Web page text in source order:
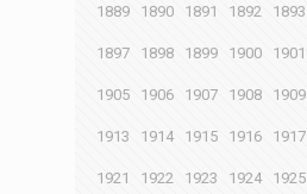
1889 1890 1891 1892 1893
1897 1898 1899 1900 1901
1905 1906 1907 1908 1909
1913 1914 1915 1916 1917
1921 1922 1923 1924 1925